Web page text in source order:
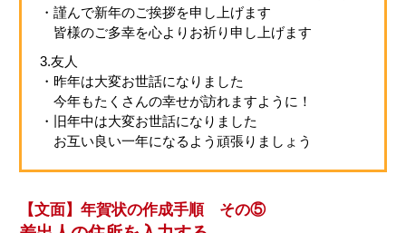
・謹んで新年のご挨拶を申し上げます
皆様のご多幸を心よりお祈り申し上げます
3.友人
・昨年は大変お世話になりました
今年もたくさんの幸せが訪れますように！
・旧年中は大変お世話になりました
お互い良い一年になるよう頑張りましょう
【文面】年賀状の作成手順 その⑤